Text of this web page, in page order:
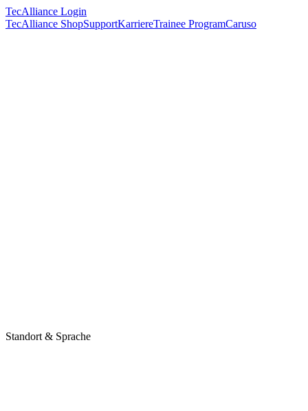
TecAlliance Login
TecAlliance ShopSupportKarriereTrainee ProgramCaruso
Standort & Sprache